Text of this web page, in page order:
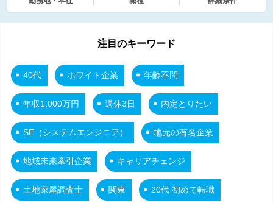
注目のキーワード
40代 ホワイト企業 年齢不問
年収1,000万円 週休3日 内定とりたい
SE（システムエンジニア） 地元の有名企業
地域未来牽引企業 キャリアチェンジ
土地家屋調査士 関東 20代 初めて転職